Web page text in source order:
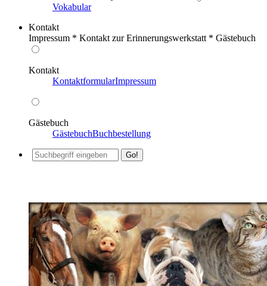
Vokabular
Kontakt
Impressum * Kontakt zur Erinnerungswerkstatt * Gästebuch
Kontakt
KontaktformularImpressum
Gästebuch
GästebuchBuchbestellung